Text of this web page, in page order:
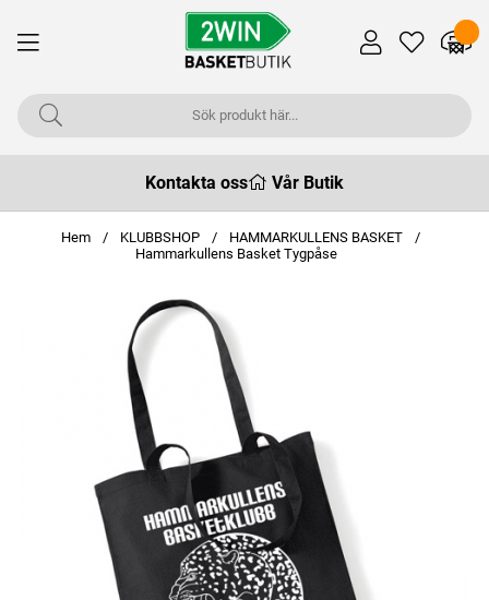
Kontakta oss Vår Butik
Hem KLUBBSHOP
HAMMARKULLENS BASKET
Hammarkullens Basket Tygpåse